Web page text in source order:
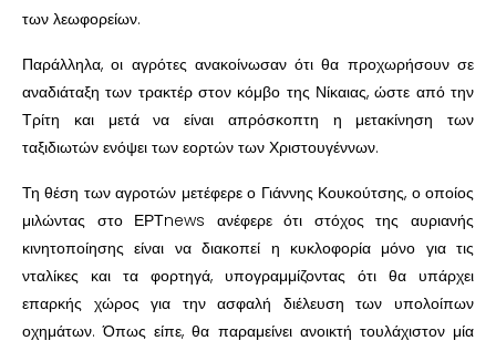
των λεωφορείων.
Παράλληλα, οι αγρότες ανακοίνωσαν ότι θα προχωρήσουν σε
αναδιάταξη των τρακτέρ στον κόμβο της Νίκαιας, ώστε από την
Τρίτη και μετά να είναι απρόσκοπτη η μετακίνηση των
ταξιδιωτών ενόψει των εορτών των Χριστουγέννων.
Τη θέση των αγροτών μετέφερε ο Γιάννης Κουκούτσης, ο οποίος
μιλώντας στο ΕΡΤnews ανέφερε ότι στόχος της αυριανής
κινητοποίησης είναι να διακοπεί η κυκλοφορία μόνο για τις
νταλίκες και τα φορτηγά, υπογραμμίζοντας ότι θα υπάρχει
επαρκής χώρος για την ασφαλή διέλευση των υπολοίπων
οχημάτων. Όπως είπε, θα παραμείνει ανοικτή τουλάχιστον μία